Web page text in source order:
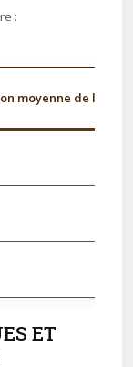
:
moyenne de la
ET